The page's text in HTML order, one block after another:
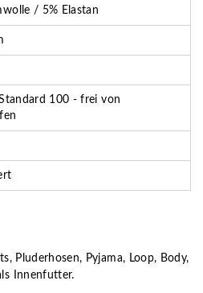
/ 5% Elastan
100 - frei von
Pluderhosen, Pyjama, Loop, Body,
Innenfutter.